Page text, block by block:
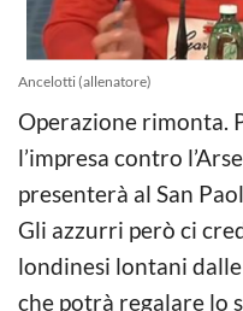
Ancelotti (allenatore)
Operazione rimonta.
l’impresa contro
presenterà al San
Gli azzurri però ci
londinesi lontani
che potrà regalare lo